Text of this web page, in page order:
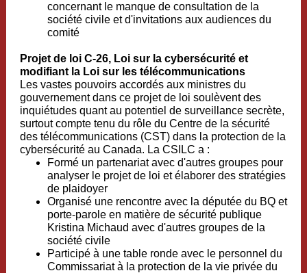
concernant le manque de consultation de la
société civile et d'invitations aux audiences du
comité
Projet de loi C-26, Loi sur la cybersécurité et
modifiant la Loi sur les télécommunications
Les vastes pouvoirs accordés aux ministres du
gouvernement dans ce projet de loi soulèvent des
inquiétudes quant au potentiel de surveillance secrète,
surtout compte tenu du rôle du Centre de la sécurité
des télécommunications (CST) dans la protection de la
cybersécurité au Canada. La CSILC a :
Formé un partenariat avec d'autres groupes pour
analyser le projet de loi et élaborer des stratégies
de plaidoyer
Organisé une rencontre avec la députée du BQ et
porte-parole en matière de sécurité publique
Kristina Michaud avec d'autres groupes de la
société civile
Participé à une table ronde avec le personnel du
Commissariat à la protection de la vie privée du